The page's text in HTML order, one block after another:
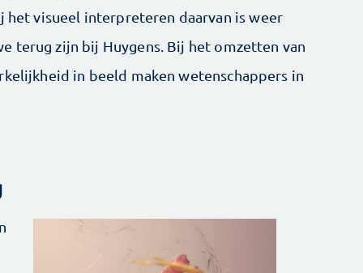
visueel interpreteren daarvan is weer
terug zijn bij Huygens. Bij het omzetten van
in beeld maken wetenschappers in